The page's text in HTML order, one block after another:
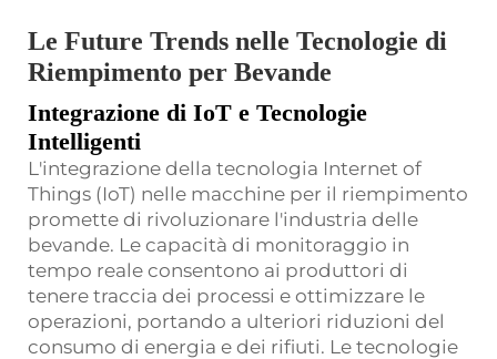
Le Future Trends nelle Tecnologie di
Riempimento per Bevande
Integrazione di IoT e Tecnologie
Intelligenti
L'integrazione della tecnologia Internet of
Things (IoT) nelle macchine per il riempimento
promette di rivoluzionare l'industria delle
bevande. Le capacità di monitoraggio in
tempo reale consentono ai produttori di
tenere traccia dei processi e ottimizzare le
operazioni, portando a ulteriori riduzioni del
consumo di energia e dei rifiuti. Le tecnologie